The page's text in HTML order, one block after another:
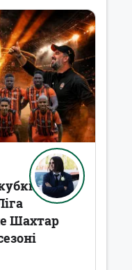
Шахтар